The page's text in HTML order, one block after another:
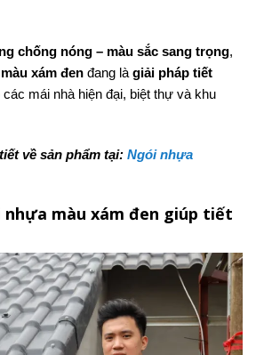
chống nóng – màu sắc sang trọng,
xám đen đang là giải pháp tiết
mái nhà hiện đại, biệt thự và khu
về sản phẩm tại: Ngói nhựa
nhựa màu xám đen giúp tiết